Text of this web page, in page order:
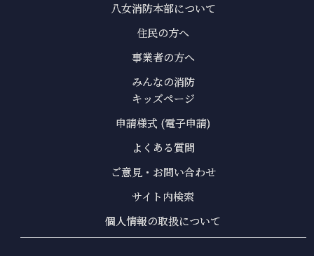
八女消防本部について
住民の方へ
事業者の方へ
みんなの消防
キッズページ
申請様式 (電子申請)
よくある質問
ご意見・お問い合わせ
サイト内検索
個人情報の取扱について